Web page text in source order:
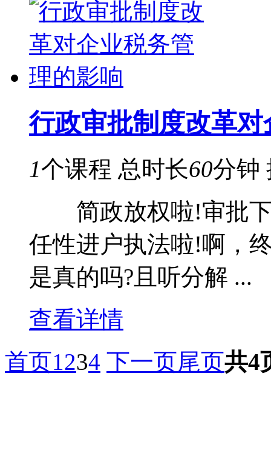
行政审批制度改革
1个课程 总时长60分钟
简政放权啦!审批下
任性进户执法啦!啊，
是真的吗?且听分解 ...
查看详情
首页1 234 下一页尾页共4